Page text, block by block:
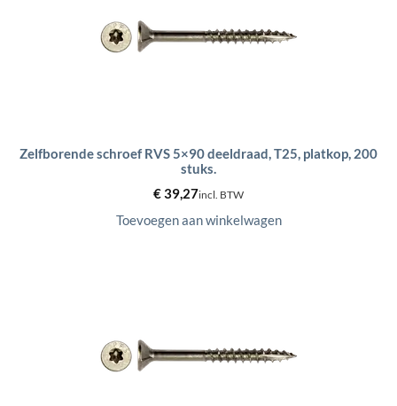
Zelfborende schroef RVS 5×90 deeldraad, T25, platkop, 200
stuks.
€39,27incl. BTW
Toevoegen aan winkelwagen